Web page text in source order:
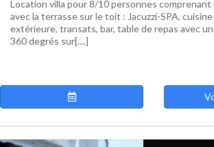
Location villa pour 8/10 personnes
avec la terrasse sur le toit : Jacuzzi-SPA,
extérieure, transats, bar, table de repas avec
360 degrés sur[....]